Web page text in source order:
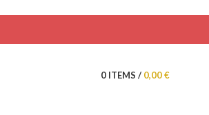
0 ITEMS / 0,00€